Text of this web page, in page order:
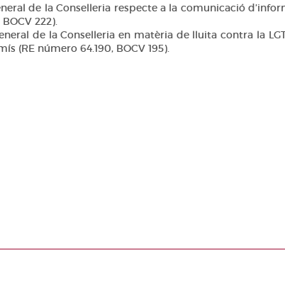
de la Conselleria respecte a la comunicació
222).
de la Conselleria en matèria de lluita contra la
(RE número 64.190, BOCV 195).